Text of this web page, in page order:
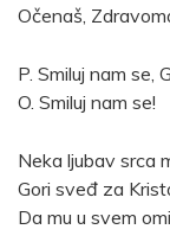
Očenaš,
P. Smiluj nam se,
O. Smiluj nam se!
Neka ljubav srca
Gori sveđ za
Da mu u svem